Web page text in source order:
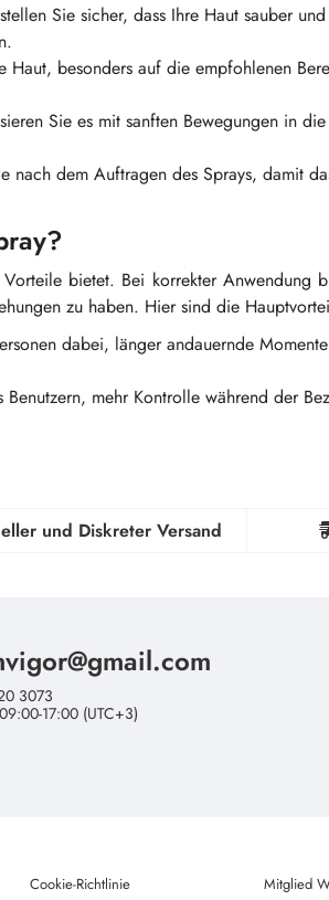
Sie sicher, dass Ihre Haut sauber
Haut, besonders auf die empfohlenen
Sie es mit sanften Bewegungen in
nach dem Auftragen des Sprays, damit
bietet. Bei korrekter Anwendung
zu haben. Hier sind die
dabei, länger andauernde
mehr Kontrolle während der
und Diskreter Versand
3073
17:00 (UTC+3)
Cookie-Richtlinie Mitglied